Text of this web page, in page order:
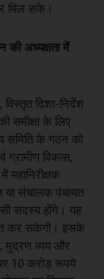
मिल सके।
की अध्यक्षता में
विस्तृत दिशा-निर्देश
समीक्षा के लिए
समिति के गठन को
ग्रामीण विकास,
महानिरीक्षक
संचालक पंचायत
सदस्य होंगे। यह
कर सकेगी। इसके
मुद्रण व्यय और
10 करोड़ रूपये